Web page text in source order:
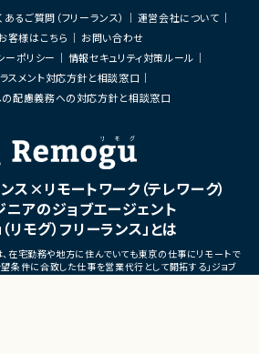
のドキュメント
管理
、進捗管理
ト推進
募集
・要件整理および要件定義支
・バックエンドシステムの設計
・コードレビューの実施
・リリース対応および品質向
・技術課題に対する検討、提
・ステークホルダーとの調整
ケーション
・サービスの継続的な機能拡
募集
■担当工程
・要件定義
・基本設計
・詳細設計
・テスト
・リリース対応
あるご質問（フリーランス）
運営会社について
客様はこちら
お問い合わせ
ーポリシー
情報セキュリティ対策ルール
スメント対応方針と相談窓口
配慮義務への対応方針と相談窓口
×リモートワーク（テレワーク）
アのジョブエージェント
リモグ）フリーランス」とは
、在宅勤務や地方に住んでいても東京の仕事にリモートで
条件に合致した仕事を営業代行として開拓する」ジョブ